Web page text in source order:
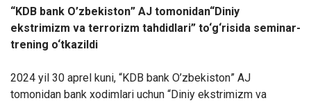
“KDB bank O’zbekiston” AJ tomonidan“Diniy
ekstrimizm va terrorizm tahdidlari” to‘g‘risida seminar-
trening o‘tkazildi
2024 yil 30 aprel kuni, “KDB bank O’zbekiston” AJ
tomonidan bank xodimlari uchun “Diniy ekstrimizm va